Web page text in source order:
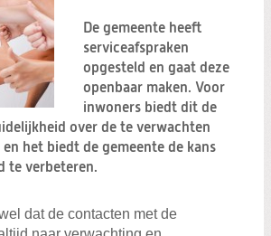
De gemeente heeft
serviceafspraken
opgesteld en gaat deze
openbaar maken. Voor
inwoners biedt dit de
over de te verwachten
het biedt de gemeente de kans
te verbeteren.
dat de contacten met de